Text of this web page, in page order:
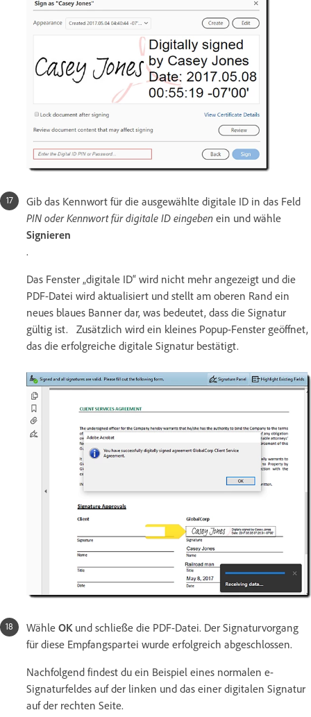
Gib das Kennwort für die ausgewählte digitale ID in das Feld
PIN oder Kennwort für digitale ID eingeben ein und wähle
Signieren
.
Das Fenster „digitale ID“ wird nicht mehr angezeigt und die
PDF-Datei wird aktualisiert und stellt am oberen Rand ein
neues blaues Banner dar, was bedeutet, dass die Signatur
gültig ist. Zusätzlich wird ein kleines Popup-Fenster geöffnet,
das die erfolgreiche digitale Signatur bestätigt.
Wähle OKund schließe die PDF-Datei. Der Signaturvorgang
für diese Empfangspartei wurde erfolgreich abgeschlossen.
Nachfolgend findest du ein Beispiel eines normalen e-
Signaturfeldes auf der linken und das einer digitalen Signatur
auf der rechten Seite.